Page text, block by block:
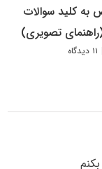
به کلید سوالات
| ۱۱ دیدگاه